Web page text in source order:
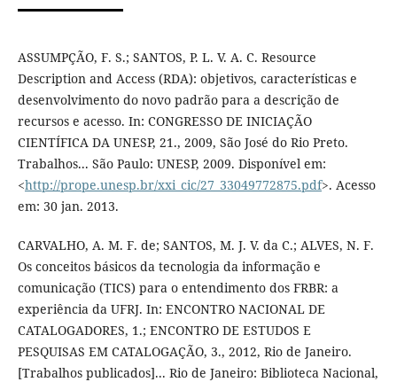
ASSUMPÇÃO, F. S.; SANTOS, P. L. V. A. C. Resource
Description and Access (RDA): objetivos, características e
desenvolvimento do novo padrão para a descrição de
recursos e acesso. In: CONGRESSO DE INICIAÇÃO
CIENTÍFICA DA UNESP, 21., 2009, São José do Rio Preto.
Trabalhos... São Paulo: UNESP, 2009. Disponível em:
<http://prope.unesp.br/xxi_cic/27_33049772875.pdf>. Acesso
em: 30 jan. 2013.
CARVALHO, A. M. F. de; SANTOS, M. J. V. da C.; ALVES, N. F.
Os conceitos básicos da tecnologia da informação e
comunicação (TICS) para o entendimento dos FRBR: a
experiência da UFRJ. In: ENCONTRO NACIONAL DE
CATALOGADORES, 1.; ENCONTRO DE ESTUDOS E
PESQUISAS EM CATALOGAÇÃO, 3., 2012, Rio de Janeiro.
[Trabalhos publicados]... Rio de Janeiro: Biblioteca Nacional,